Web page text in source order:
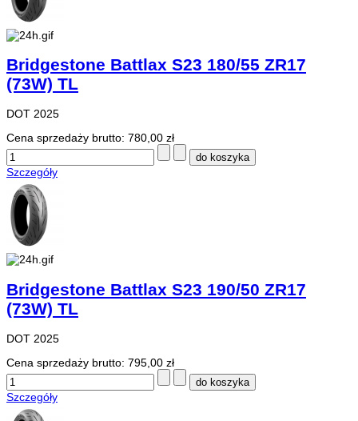
Bridgestone Battlax S23 180/55 ZR17
(73W) TL
DOT 2025
Cena sprzedaży brutto: 780,00 zł
Szczegóły
Bridgestone Battlax S23 190/50 ZR17
(73W) TL
DOT 2025
Cena sprzedaży brutto: 795,00 zł
Szczegóły